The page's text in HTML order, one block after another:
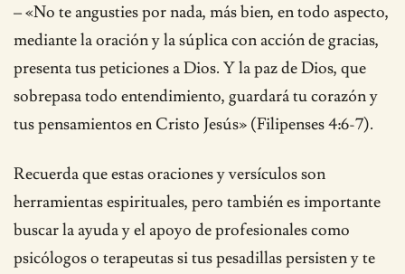
– «No te angusties por nada, más bien, en todo aspecto,
mediante la oración y la súplica con acción de gracias,
presenta tus peticiones a Dios. Y la paz de Dios, que
sobrepasa todo entendimiento, guardará tu corazón y
tus pensamientos en Cristo Jesús» (Filipenses 4:6-7).
Recuerda que estas oraciones y versículos son
herramientas espirituales, pero también es importante
buscar la ayuda y el apoyo de profesionales como
psicólogos o terapeutas si tus pesadillas persisten y te